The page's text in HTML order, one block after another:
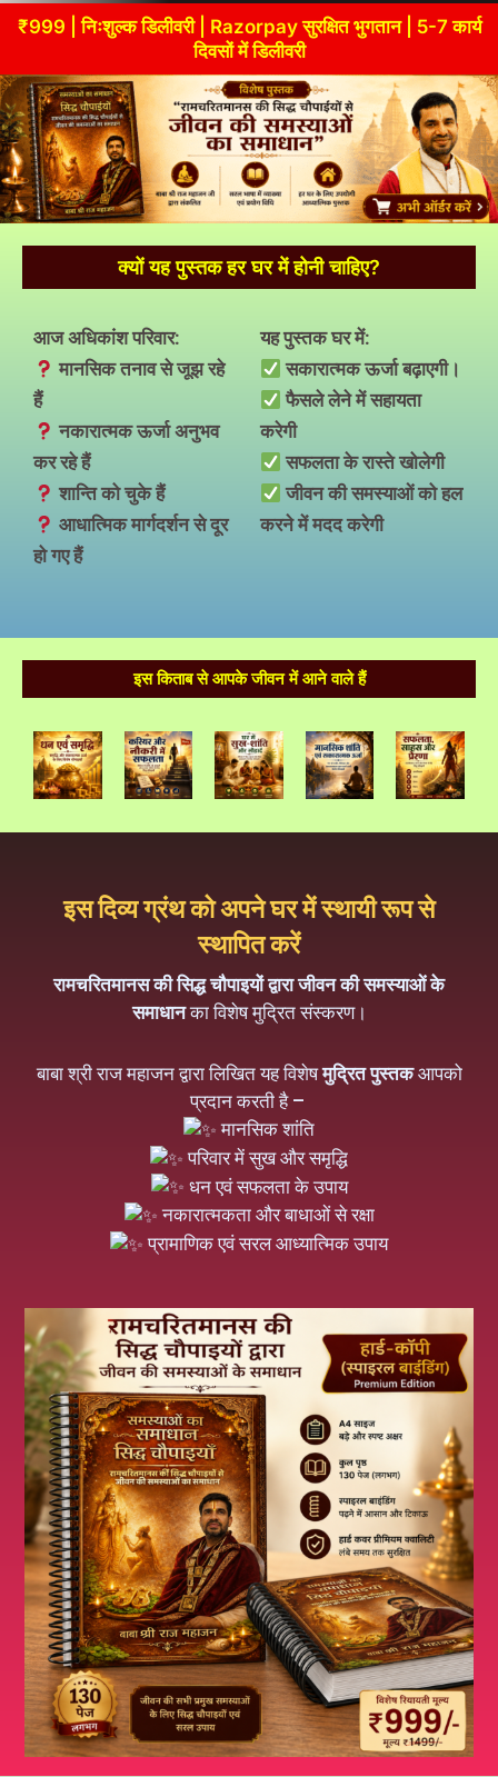
₹999 | निःशुल्क डिलीवरी | Razorpay सुरक्षित भुगतान | 5-7 कार्य
दिवसों में डिलीवरी
क्यों यह पुस्तक हर घर में होनी चाहिए?
आज अधिकांश परिवार:
मानसिक तनाव से जूझ रहे
हैं
नकारात्मक ऊर्जा अनुभव
कर रहे हैं
शान्ति को चुके हैं
आधात्मिक मार्गदर्शन से दूर
हो गए हैं
यह पुस्तक घर में:
सकारात्मक ऊर्जा बढ़ाएगी।
फैसले लेने में सहायता
करेगी
सफलता के रास्ते खोलेगी
जीवन की समस्याओं को हल
करने में मदद करेगी
इस किताब से आपके जीवन में आने वाले हैं
इस दिव्य ग्रंथ को अपने घर में स्थायी रूप से
स्थापित करें
रामचरितमानस की सिद्ध चौपाइयों द्वारा जीवन की समस्याओं के
समाधानका विशेष मुद्रित संस्करण।
बाबा श्री राज महाजन द्वारा लिखित यह विशेषमुद्रित पुस्तकआपको
प्रदान करती है –
मानसिक शांति
परिवार में सुख और समृद्धि
धन एवं सफलता के उपाय
नकारात्मकता और बाधाओं से रक्षा
प्रामाणिक एवं सरल आध्यात्मिक उपाय